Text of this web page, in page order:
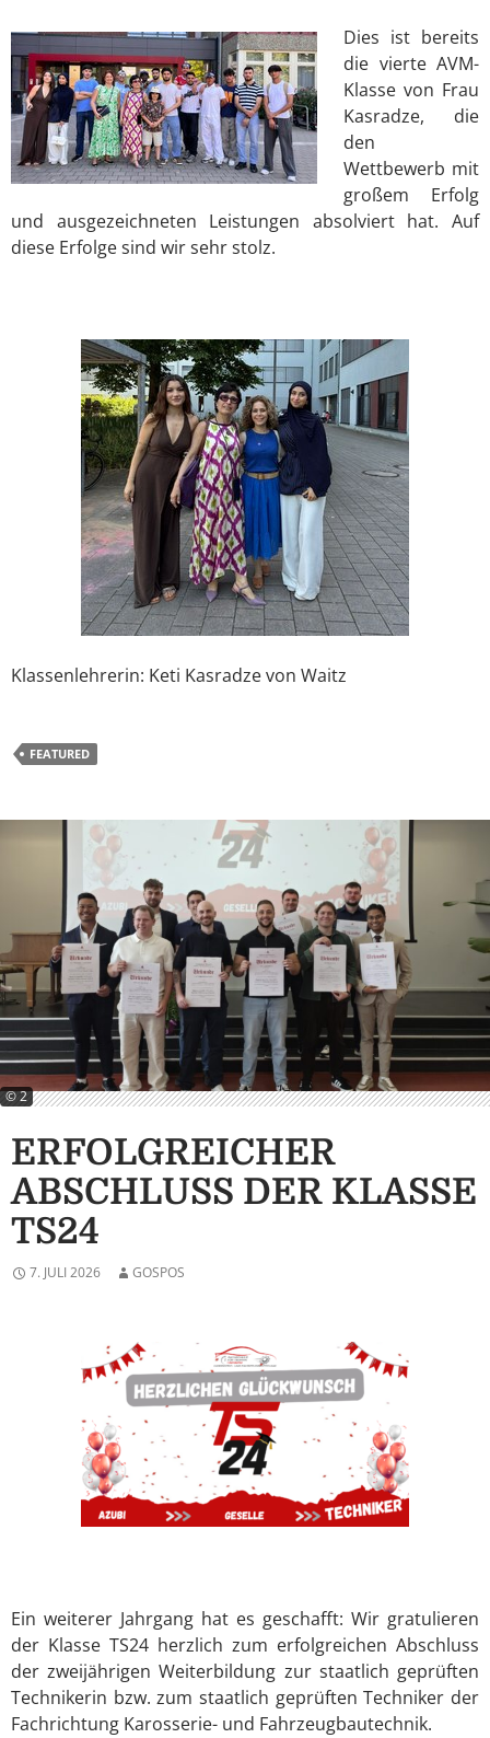
Dies ist bereits
die vierte AVM-
Klasse von Frau
Kasradze, die
den
Wettbewerb mit
großem Erfolg
und ausgezeichneten Leistungen absolviert hat. Auf
diese Erfolge sind wir sehr stolz.
Klassenlehrerin: Keti Kasradze von Waitz
FEATURED
© 2
ERFOLGREICHER
ABSCHLUSS DER KLASSE
TS24
7. JULI 2026 GOSPOS
Ein weiterer Jahrgang hat es geschafft: Wir gratulieren
der Klasse TS24 herzlich zum erfolgreichen Abschluss
der zweijährigen Weiterbildung zur staatlich geprüften
Technikerin bzw. zum staatlich geprüften Techniker der
Fachrichtung Karosserie- und Fahrzeugbautechnik.